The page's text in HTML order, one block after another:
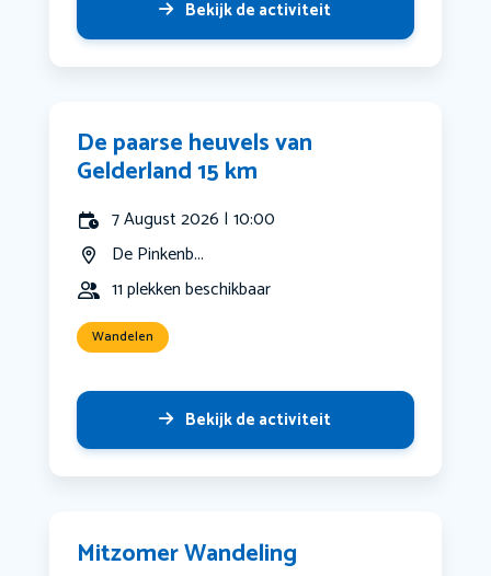
Bekijk de activiteit
De paarse heuvels van
Gelderland 15 km
7 August 2026 | 10:00
De Pinkenb...
11 plekken beschikbaar
Wandelen
Bekijk de activiteit
Mitzomer Wandeling